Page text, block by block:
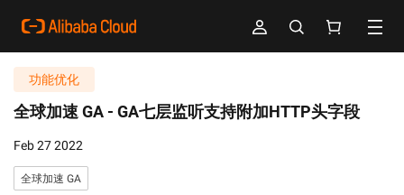
功能优化
全球加速 GA - GA七层监听支持附加HTTP头字段
Feb 27 2022
全球加速 GA